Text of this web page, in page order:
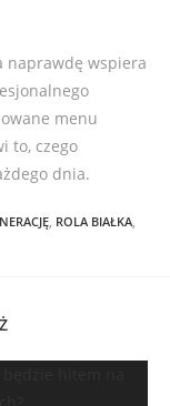
naprawdę wspiera
menu
to, czego
dnia.
, ROLA BIAŁKA,